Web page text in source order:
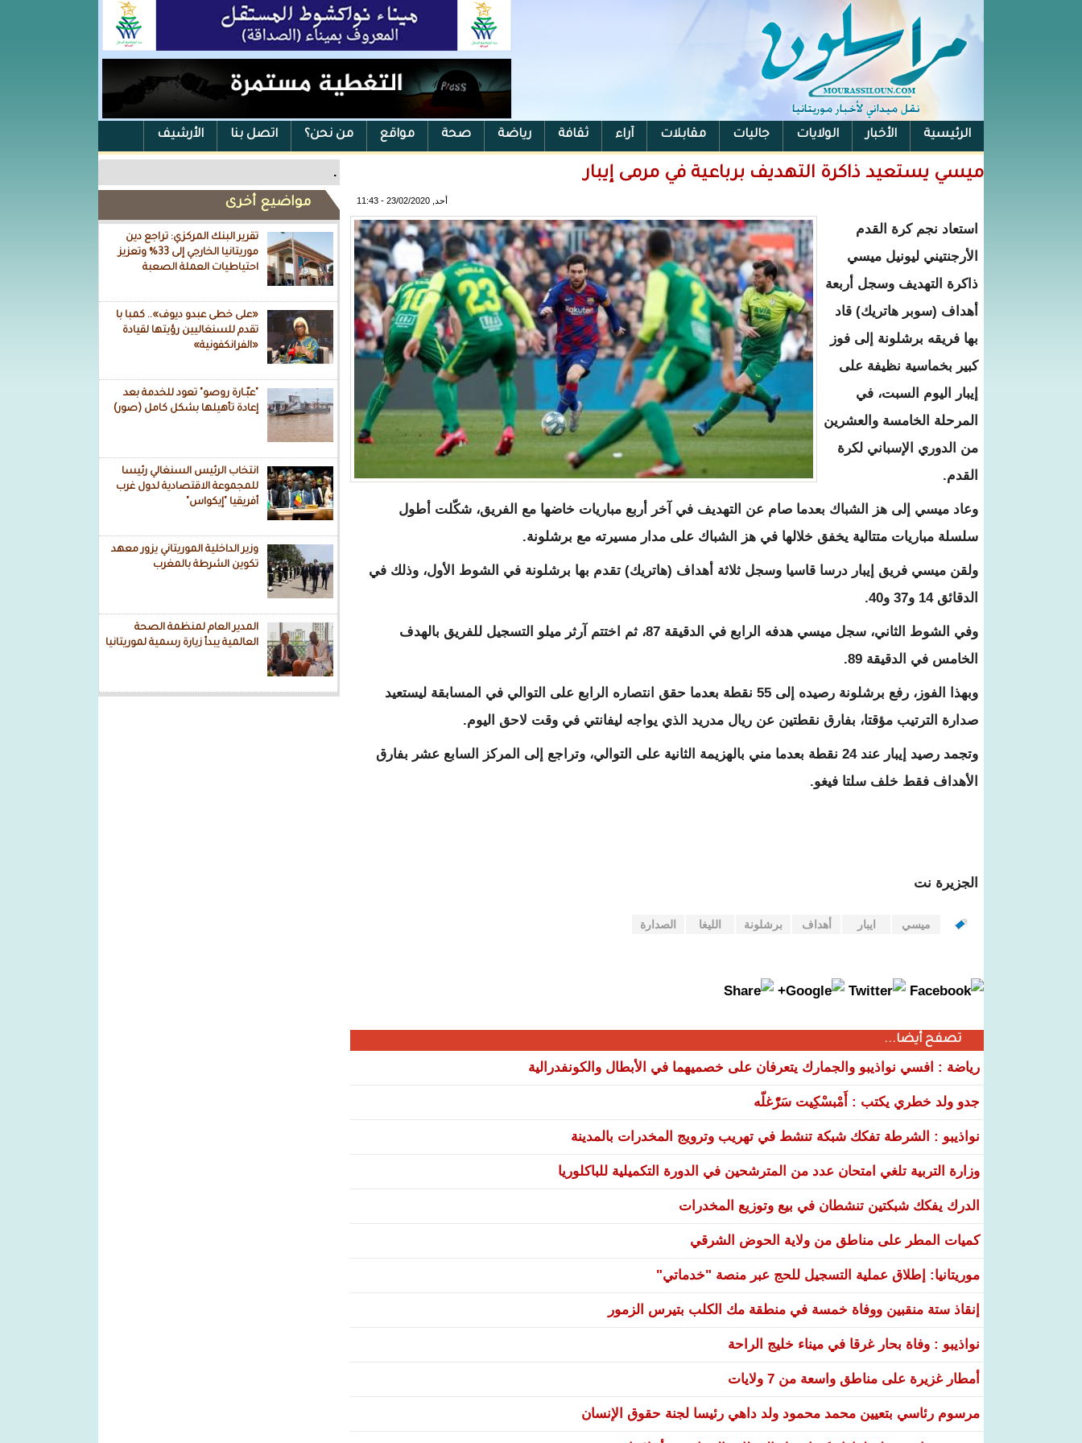
الرئيسية الأخبار الولايات جاليات مقابلات آراء ثقافة رياضة صحة مواقع من نحن؟ اتصل بنا الأرشيف
الفيس بوك .
مواضيع أخرى
تقرير البنك المركزي: تراجع دين
موريتانيا الخارجي إلى 33% وتعزيز
احتياطيات العملة الصعبة
«على خطى عبدو ديوف».. كمبا با
تقدم للسنغاليين رؤيتها لقيادة
«الفرانكفونية»
"عبّـارة روصو" تعود للخدمة بعد
إعادة تأهيلها بشكل كامل (صور)
انتخاب الرئيس السنغالي رئيسا
للمجموعة الاقتصادية لدول غرب
أفريقيا "إيكواس"
وزير الداخلية الموريتاني يزور معهد
تكوين الشرطة بالمغرب
المدير العام لمنظمة الصحة
العالمية يبدأ زيارة رسمية لموريتانيا
ميسي يستعيد ذاكرة التهديف برباعية في مرمى إيبار
أحد, 23/02/2020 - 11:43
استعاد نجم كرة القدم
الأرجنتيني ليونيل ميسي
ذاكرة التهديف وسجل أربعة
أهداف (سوبر هاتريك) قاد
بها فريقه برشلونة إلى فوز
كبير بخماسية نظيفة على
إيبار اليوم السبت، في
المرحلة الخامسة والعشرين
من الدوري الإسباني لكرة
القدم.
وعاد ميسي إلى هز الشباك بعدما صام عن التهديف في آخر أربع مباريات خاضها مع الفريق، شكّلت أطول
سلسلة مباريات متتالية يخفق خلالها في هز الشباك على مدار مسيرته مع برشلونة.
ولقن ميسي فريق إيبار درسا قاسيا وسجل ثلاثة أهداف (هاتريك) تقدم بها برشلونة في الشوط الأول، وذلك في
الدقائق 14 و37 و40.
وفي الشوط الثاني، سجل ميسي هدفه الرابع في الدقيقة 87، ثم اختتم آرثر ميلو التسجيل للفريق بالهدف
الخامس في الدقيقة 89.
وبهذا الفوز، رفع برشلونة رصيده إلى 55 نقطة بعدما حقق انتصاره الرابع على التوالي في المسابقة ليستعيد
صدارة الترتيب مؤقتا، بفارق نقطتين عن ريال مدريد الذي يواجه ليفانتي في وقت لاحق اليوم.
وتجمد رصيد إيبار عند 24 نقطة بعدما مني بالهزيمة الثانية على التوالي، وتراجع إلى المركز السابع عشر بفارق
الأهداف فقط خلف سلتا فيغو.
الجزيرة نت
ميسي ايبار أهداف برشلونة الليغا الصدارة
تصفح أيضا...
رياضة : افسي نواذيبو والجمارك يتعرفان على خصميهما في الأبطال والكونفدرالية
جدو ولد خطري يكتب : أَمْبسْكِيت سَرّْغلّه
نواذيبو : الشرطة تفكك شبكة تنشط في تهريب وترويج المخدرات بالمدينة
وزارة التربية تلغي امتحان عدد من المترشحين في الدورة التكميلية للباكلوريا
الدرك يفكك شبكتين تنشطان في بيع وتوزيع المخدرات
كميات المطر على مناطق من ولاية الحوض الشرقي
موريتانيا: إطلاق عملية التسجيل للحج عبر منصة "خدماتي"
إنقاذ ستة منقبين ووفاة خمسة في منطقة مك الكلب بتيرس الزمور
نواذيبو : وفاة بحار غرقا في ميناء خليج الراحة
أمطار غزيرة على مناطق واسعة من 7 ولايات
مرسوم رئاسي بتعيين محمد محمود ولد داهي رئيسا لجنة حقوق الإنسان